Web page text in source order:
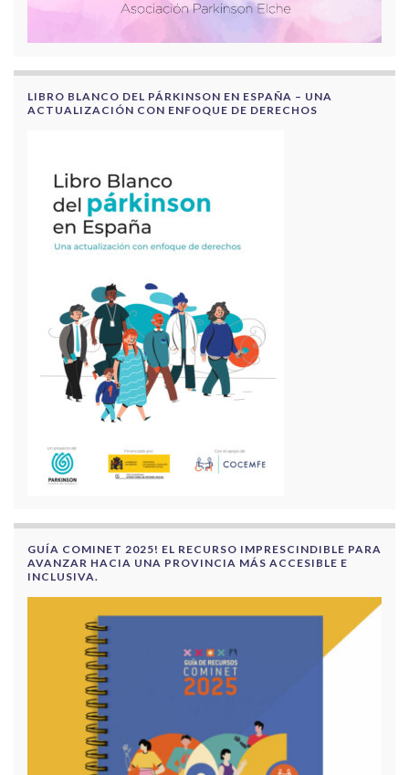
LIBRO BLANCO DEL PÁRKINSON EN ESPAÑA – UNA
ACTUALIZACIÓN CON ENFOQUE DE DERECHOS
GUÍA COMINET 2025! EL RECURSO IMPRESCINDIBLE PARA
AVANZAR HACIA UNA PROVINCIA MÁS ACCESIBLE E
INCLUSIVA.